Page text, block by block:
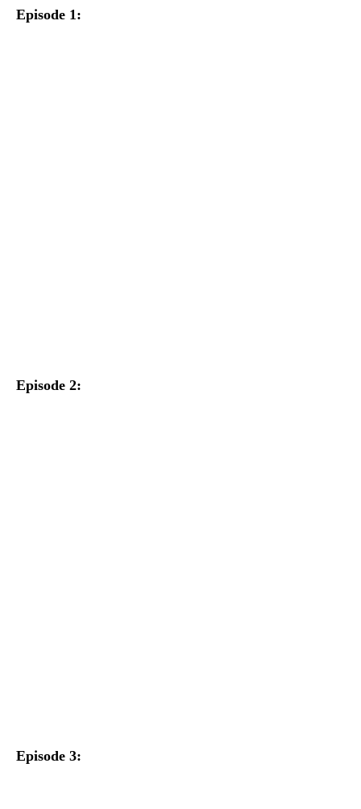
Episode 1:
Episode 2:
Episode 3: